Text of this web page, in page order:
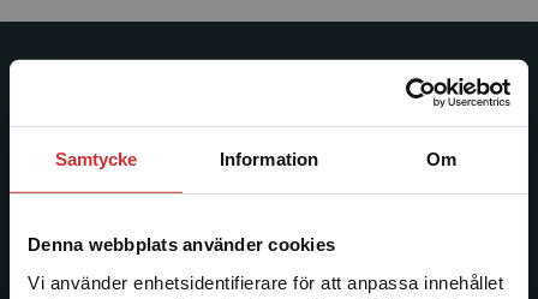
Samtycke Information Om
Denna webbplats använder cookies
Vi använder enhetsidentifierare för att anpassa innehållet
ledande utbildningsförlag. Med läromedel, kurslitteratur,
facklitteratur, utbildningar och digitala
längs hela kunskapsresan.